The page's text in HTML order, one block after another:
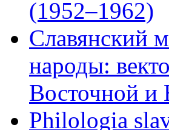
(1952–1962)
Славянский
народы:
Восточной
Philologia